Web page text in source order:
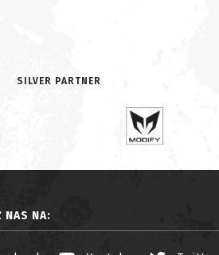
SILVER PARTNER
NAS NA: